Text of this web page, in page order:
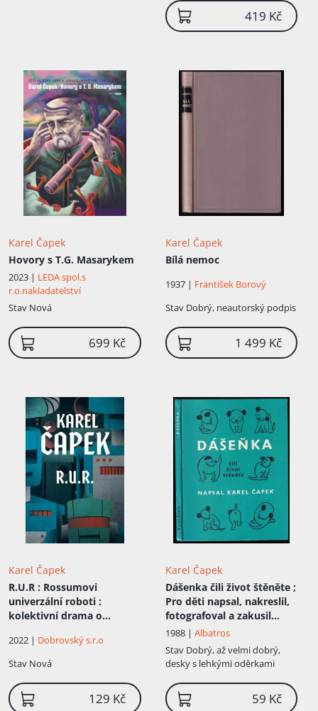
v několika denících a časopisech:
v Národních listech , v týdeníku Nebojsa
a v Lidových novinách . Z Národních listů
politickému směřování listu, které vnímal
jako zaměřené proti prvnímu
československému prezidentovi Tomáši
Garrigue Masarykovi. V letech 1921–1923
byl dramaturgem i režisérem
Vinohradského divadla. V letech 1925–
1933 byl prvním předsedou
československého odboru PEN klubu.
Karel Čapek a jeho bratr Josef byli zhruba
419 Kč
Karel Čapek
Hovory s T.G. Masarykem
2023 | LEDA spol.s
r.o.nakladatelství
Stav Nová
699 Kč
Karel Čapek
Bílá nemoc
1937 | František Borový
Stav Dobrý, neautorský podpis
1 499 Kč
Karel Čapek
R.U.R : Rossumovi
univerzální roboti :
kolektivní drama o
dějstvích
2022 | Dobrovský s.r.o
Stav Nová
129 Kč
Karel Čapek
Dášenka čili život štěněte ;
Pro děti napsal, nakreslil,
fotografoval a zakusil
Karel Čapek
1988 | Albatros
Stav Dobrý, až velmi dobrý,
desky s lehkými oděrkami
59 Kč